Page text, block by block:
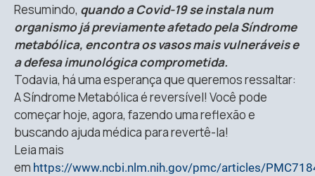
Resumindo, quando a Covid-19 se instala num
organismo já previamente afetado pela Síndrome
metabólica, encontra os vasos mais vulneráveis e
a defesa imunológica comprometida.
Todavia, há uma esperança que queremos ressaltar:
A Síndrome Metabólica é reversível! Você pode
começar hoje, agora, fazendo uma reflexão e
buscando ajuda médica para revertê-la!
Leia mais
em https://www.ncbi.nlm.nih.gov/pmc/articles/